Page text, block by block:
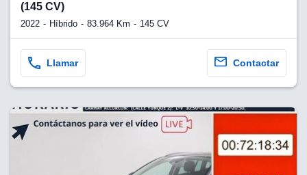
(145 CV)
2022 Híbrido 83.964 Km 145 CV
Llamar Contactar